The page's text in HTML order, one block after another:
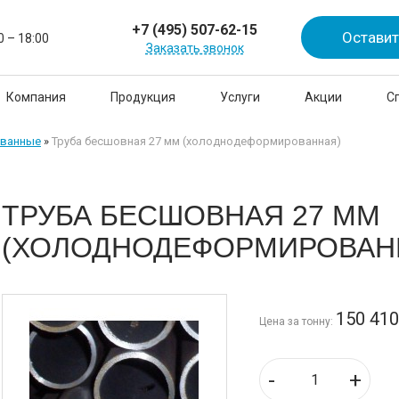
– 18:00 +7 (495) 507-62-15
Заказать звонок
Компания Продукция Услуги Акции
» Труба бесшовная 27 мм (холоднодеформированная)
ТРУБА БЕСШОВНАЯ 27 ММ
Цена за тонну: 150
- +